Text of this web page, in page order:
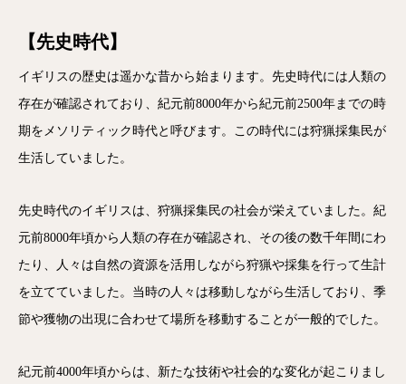
【先史時代】
イギリスの歴史は遥かな昔から始まります。先史時代には人類の
存在が確認されており、紀元前8000年から紀元前2500年までの時
期をメソリティック時代と呼びます。この時代には狩猟採集民が
生活していました。
先史時代のイギリスは、狩猟採集民の社会が栄えていました。紀
元前8000年頃から人類の存在が確認され、その後の数千年間にわ
たり、人々は自然の資源を活用しながら狩猟や採集を行って生計
を立てていました。当時の人々は移動しながら生活しており、季
節や獲物の出現に合わせて場所を移動することが一般的でした。
紀元前4000年頃からは、新たな技術や社会的な変化が起こりまし